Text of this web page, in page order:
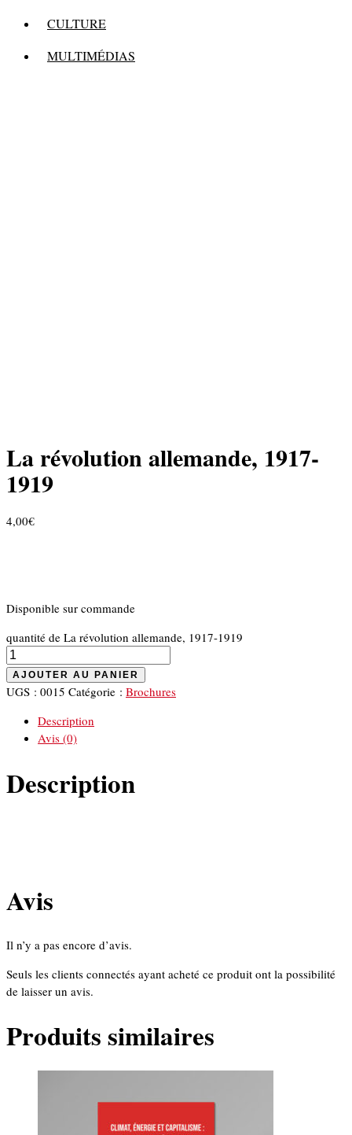
CULTURE
MULTIMÉDIAS
La révolution allemande, 1917-
1919
4,00€
Disponible sur commande
quantité de La révolution allemande, 1917-1919
AJOUTER AU PANIER
UGS : 0015 Catégorie : Brochures
Description
Avis (0)
Description
Avis
Il n’y a pas encore d’avis.
Seuls les clients connectés ayant acheté ce produit ont la possibilité
de laisser un avis.
Produits similaires